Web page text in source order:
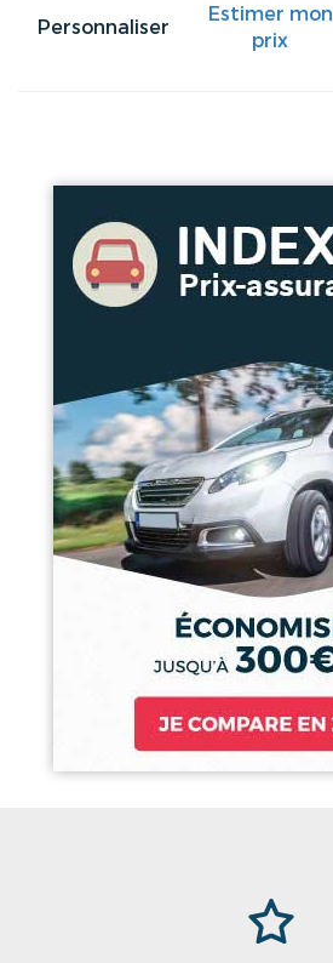
Personnaliser
Estimer mon
prix